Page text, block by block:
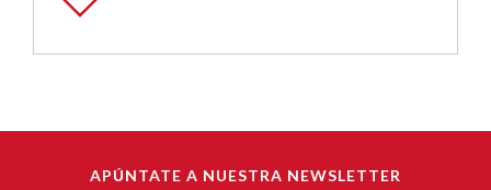
APÚNTATE A NUESTRA NEWSLETTER